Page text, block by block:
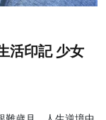
活印記 少女